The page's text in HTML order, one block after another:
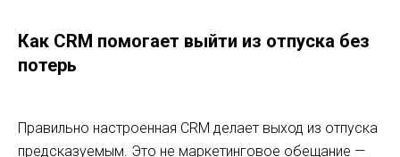
Как CRM помогает выйти из отпуска без
потерь
Правильно настроенная CRM делает выход из отпуска
предсказуемым. Это не маркетинговое обещание —